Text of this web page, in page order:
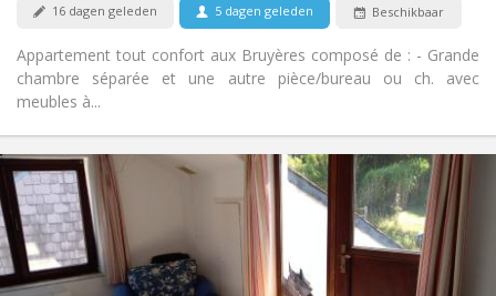
16 dagen geleden 5 dagen geleden Beschikbaar
Appartement tout confort aux Bruyères composé de : - Grande
chambre séparée et une autre pièce/bureau ou ch. avec
meubles à...
Praktische Informatie
Huur:
430 €
Kosten:
100 €
Duur:
12 maanden
Domiciliëring:
Toegelaten